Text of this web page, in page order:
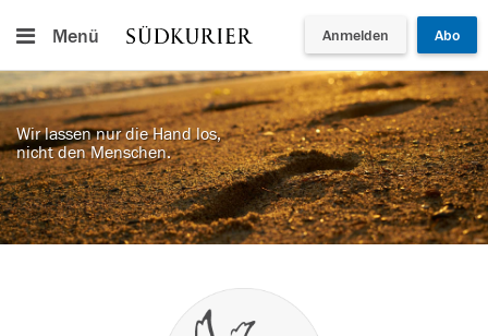
Menü Anmelden Abo
Wir lassen nur die Hand los,
nicht den Menschen.